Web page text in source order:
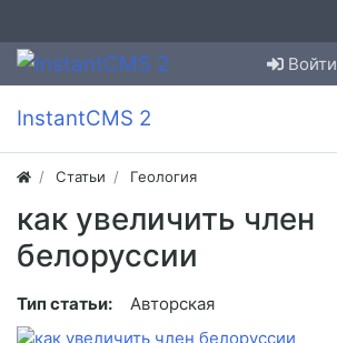
Войти
InstantCMS 2
Статьи Геология
как увеличить член
белоруссии
Тип статьи: Авторская